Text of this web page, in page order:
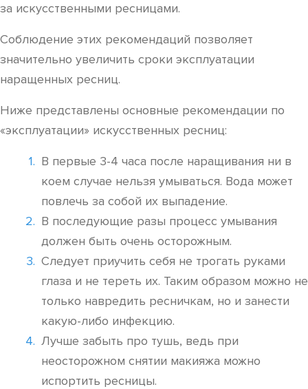
за искусственными ресницами.
Соблюдение этих рекомендаций позволяет
значительно увеличить сроки эксплуатации
наращенных ресниц.
Ниже представлены основные рекомендации по
«эксплуатации» искусственных ресниц:
В первые 3-4 часа после наращивания ни в
коем случае нельзя умываться. Вода может
повлечь за собой их выпадение.
В последующие разы процесс умывания
должен быть очень осторожным.
Следует приучить себя не трогать руками
глаза и не тереть их. Таким образом можно не
только навредить ресничкам, но и занести
какую-либо инфекцию.
Лучше забыть про тушь, ведь при
неосторожном снятии макияжа можно
испортить ресницы.